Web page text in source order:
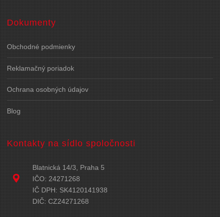
Dokumenty
Obchodné podmienky
Reklamačný poriadok
Ochrana osobných údajov
Blog
Kontakty na sídlo spoločnosti
Blatnická 14/3, Praha 5
IČO: 24271268
IČ DPH: SK4120141938
DIČ: CZ24271268